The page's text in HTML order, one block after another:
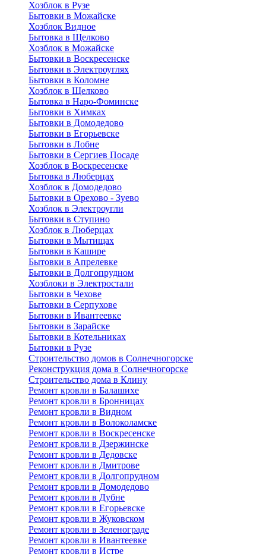
Хозблок в Рузе
Бытовки в Можайске
Хозблок Видное
Бытовкa в Щелково
Хозблок в Можайске
Бытовки в Воскресенске
Бытовки в Электроуглях
Бытовки в Коломне
Хозблок в Щелково
Бытовка в Наро-Фоминске
Бытовки в Химках
Бытовки в Домодедово
Бытовки в Егорьевске
Бытовки в Лобне
Бытовки в Сергиев Посаде
Хозблок в Воскресенске
Бытовка в Люберцах
Хозблок в Домодедово
Бытовки в Орехово - Зуево
Хозблок в Электроугли
Бытовки в Ступино
Хозблок в Люберцах
Бытовки в Мытищах
Бытовки в Кашире
Бытовки в Апрелевке
Бытовки в Долгопрудном
Хозблоки в Электростали
Бытовки в Чехове
Бытовки в Серпухове
Бытовки в Ивантеевке
Бытовки в Зарайске
Бытовки в Котельниках
Бытовки в Рузе
Строительство домов в Солнечногорске
Реконструкция дома в Солнечногорске
Строительство дома в Клину
Ремонт кровли в Балашихе
Ремонт кровли в Бронницах
Ремонт кровли в Видном
Ремонт кровли в Волоколамске
Ремонт кровли в Воскресенске
Ремонт кровли в Дзержинске
Ремонт кровли в Дедовске
Ремонт кровли в Дмитрове
Ремонт кровли в Долгопрудном
Ремонт кровли в Домодедово
Ремонт кровли в Дубне
Ремонт кровли в Егорьевске
Ремонт кровли в Жуковском
Ремонт кровли в Зеленограде
Ремонт кровли в Ивантеевке
Ремонт кровли в Истре